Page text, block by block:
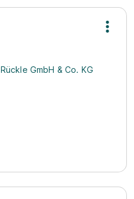
Rückle GmbH & Co. KG